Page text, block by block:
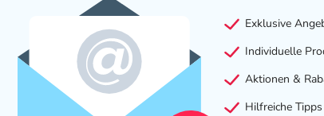
Exklusive
Individuelle
Aktionen &
Hilfreiche